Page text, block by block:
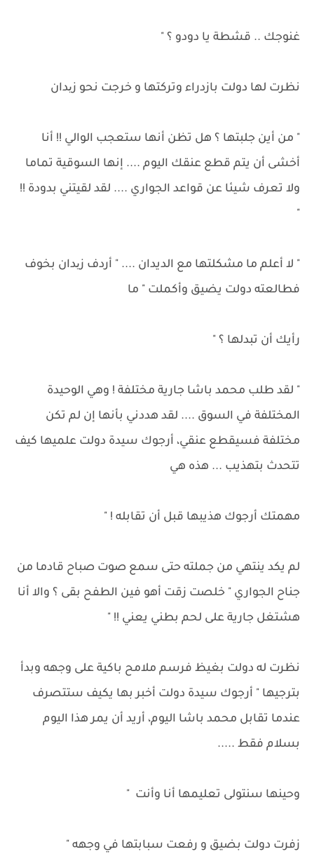
غنوجك .. قشطة يا دودو ؟ "
نظرت لها دولت بازدراء وتركتها و خرجت نحو زیدان
" من أين جلبتها ؟ هل تظن أنها ستعجب الوالي !! أنا
أخشى أن يتم قطع عنقك اليوم .... إنها السوقية تماما
ولا تعرف شيئا عن قواعد الجواري .... لقد لقيتني بدودة !!
"
" لا أعلم ما مشكلتها مع الديدان .... " أردف زیدان بخوف
فطالعته دولت يضيق وأكملت " ما
رأيك أن تبدلها ؟ "
" لقد طلب محمد باشا جارية مختلفة ! وهي الوحيدة
المختلفة في السوق .... لقد هددني بأنها إن لم تكن
مختلفة فسيقطع عنقي، أرجوك سيدة دولت علميها كيف
تتحدث بتهذيب ... هذه هي
مهمتك أرجوك هذيبها قبل أن تقابله ! "
لم يكد ينتهي من جملته حتى سمع صوت صباح قادما من
جناح الجواري " خلصت زقت أهو فين الطفح بقى ؟ والا أنا
هشتغل جارية على لحم بطني يعني !! "
نظرت له دولت بغيظ فرسم ملامح باكية على وجهه وبدأ
بترجيها " أرجوك سيدة دولت أخبر بها يكيف ستتصرف
عندما تقابل محمد باشا اليوم، أريد أن يمر هذا اليوم
بسلام فقط .....
وحينها سنتولى تعليمها أنا وأنت "
زفرت دولت بضيق و رفعت سبابتها في وجهه "